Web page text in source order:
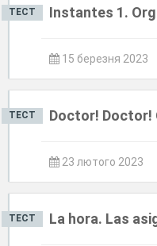
ТЕСТ Instantes 1.
15 березня 2023
ТЕСТ Doctor!
23 лютого 2023
ТЕСТ La hora. Las